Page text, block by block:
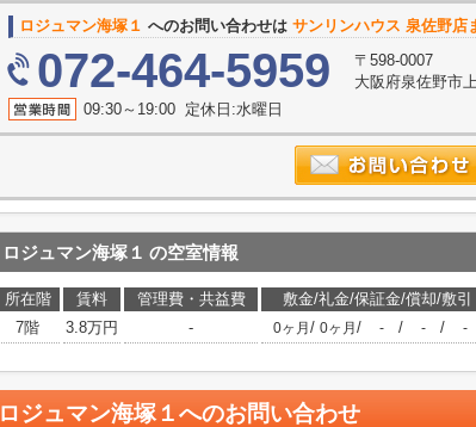
ロジュマン海塚１ へのお問い合わせは サンリンハウス 泉佐野店
072-464-5959
〒598-0007
大阪府泉佐野市
09:30～19:00 定休日:水曜日
ロジュマン海塚１ の空室情報
所在階 賃料 管理費・共益費 敷金/礼金/保証金/償却/敷引
7階
3.8万円 - 0ヶ月 / 0ヶ月 / - / - / -
ロジュマン海塚１へのお問い合わせ